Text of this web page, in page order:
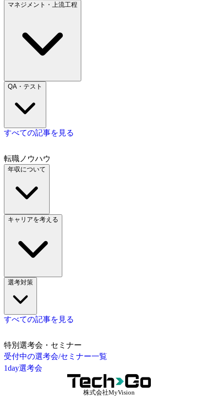
マネジメント・上流工程
QA・テスト
すべての記事を見る
転職ノウハウ
年収について
キャリアを考える
選考対策
すべての記事を見る
特別選考会・セミナー
受付中の選考会/セミナー一覧
1day選考会
株式会社MyVision